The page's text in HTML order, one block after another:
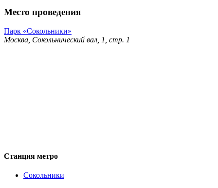
Место проведения
Парк «Сокольники»
Москва, Сокольнический вал, 1, стр. 1
Станция метро
Сокольники